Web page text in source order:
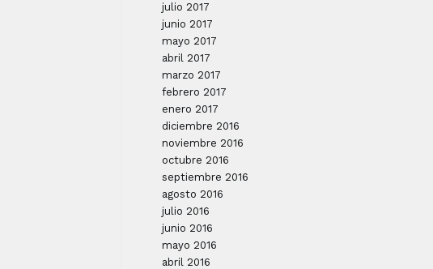
julio 2017
junio 2017
mayo 2017
abril 2017
marzo 2017
febrero 2017
enero 2017
diciembre 2016
noviembre 2016
octubre 2016
septiembre 2016
agosto 2016
julio 2016
junio 2016
mayo 2016
abril 2016